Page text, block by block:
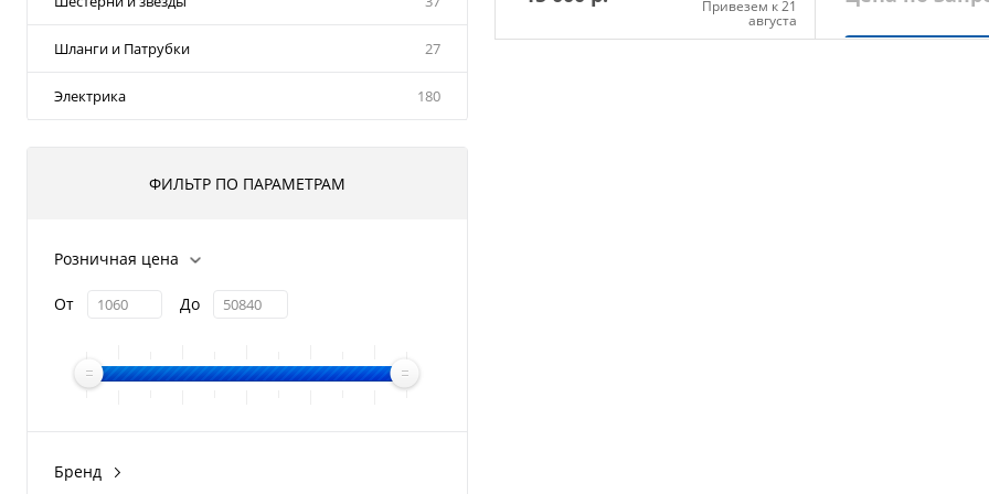
Шланги и Патрубки 27
Электрика 180
ФИЛЬТР ПО ПАРАМЕТРАМ
Розничная цена
От До
Бренд
Привезем к 21
августа